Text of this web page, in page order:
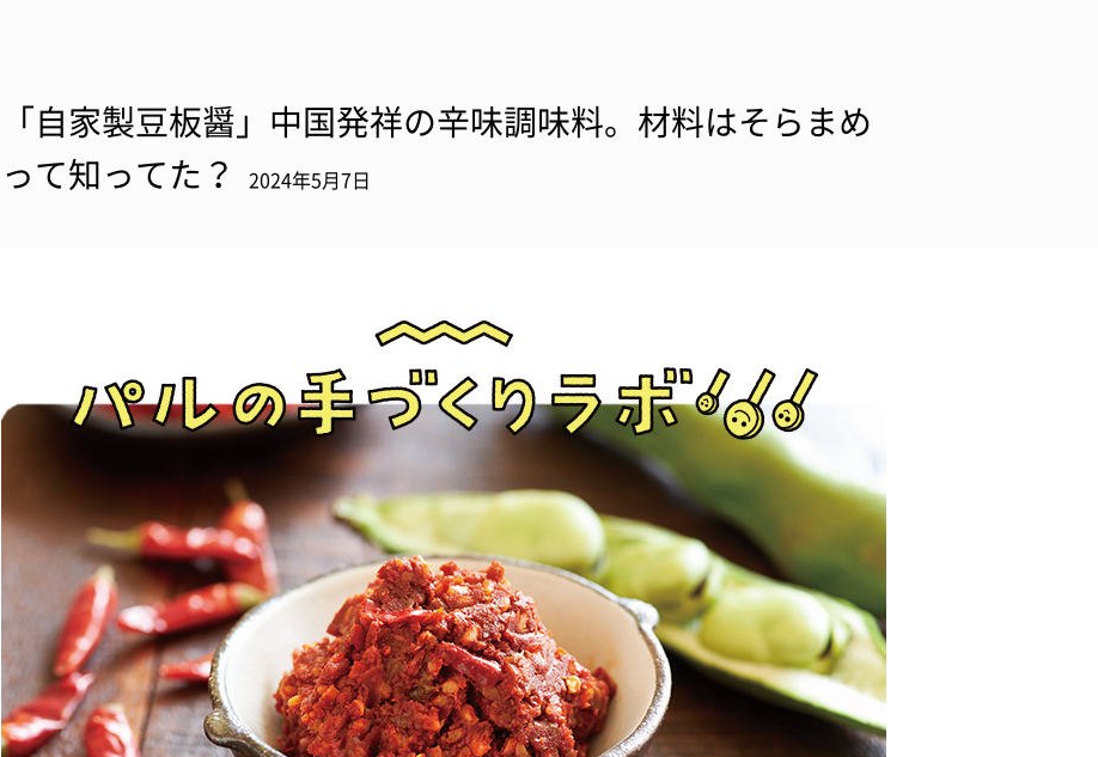
「自家製豆板醤」中国発祥の辛味調味料。材料はそらまめ
って知ってた？
2024年5月7日